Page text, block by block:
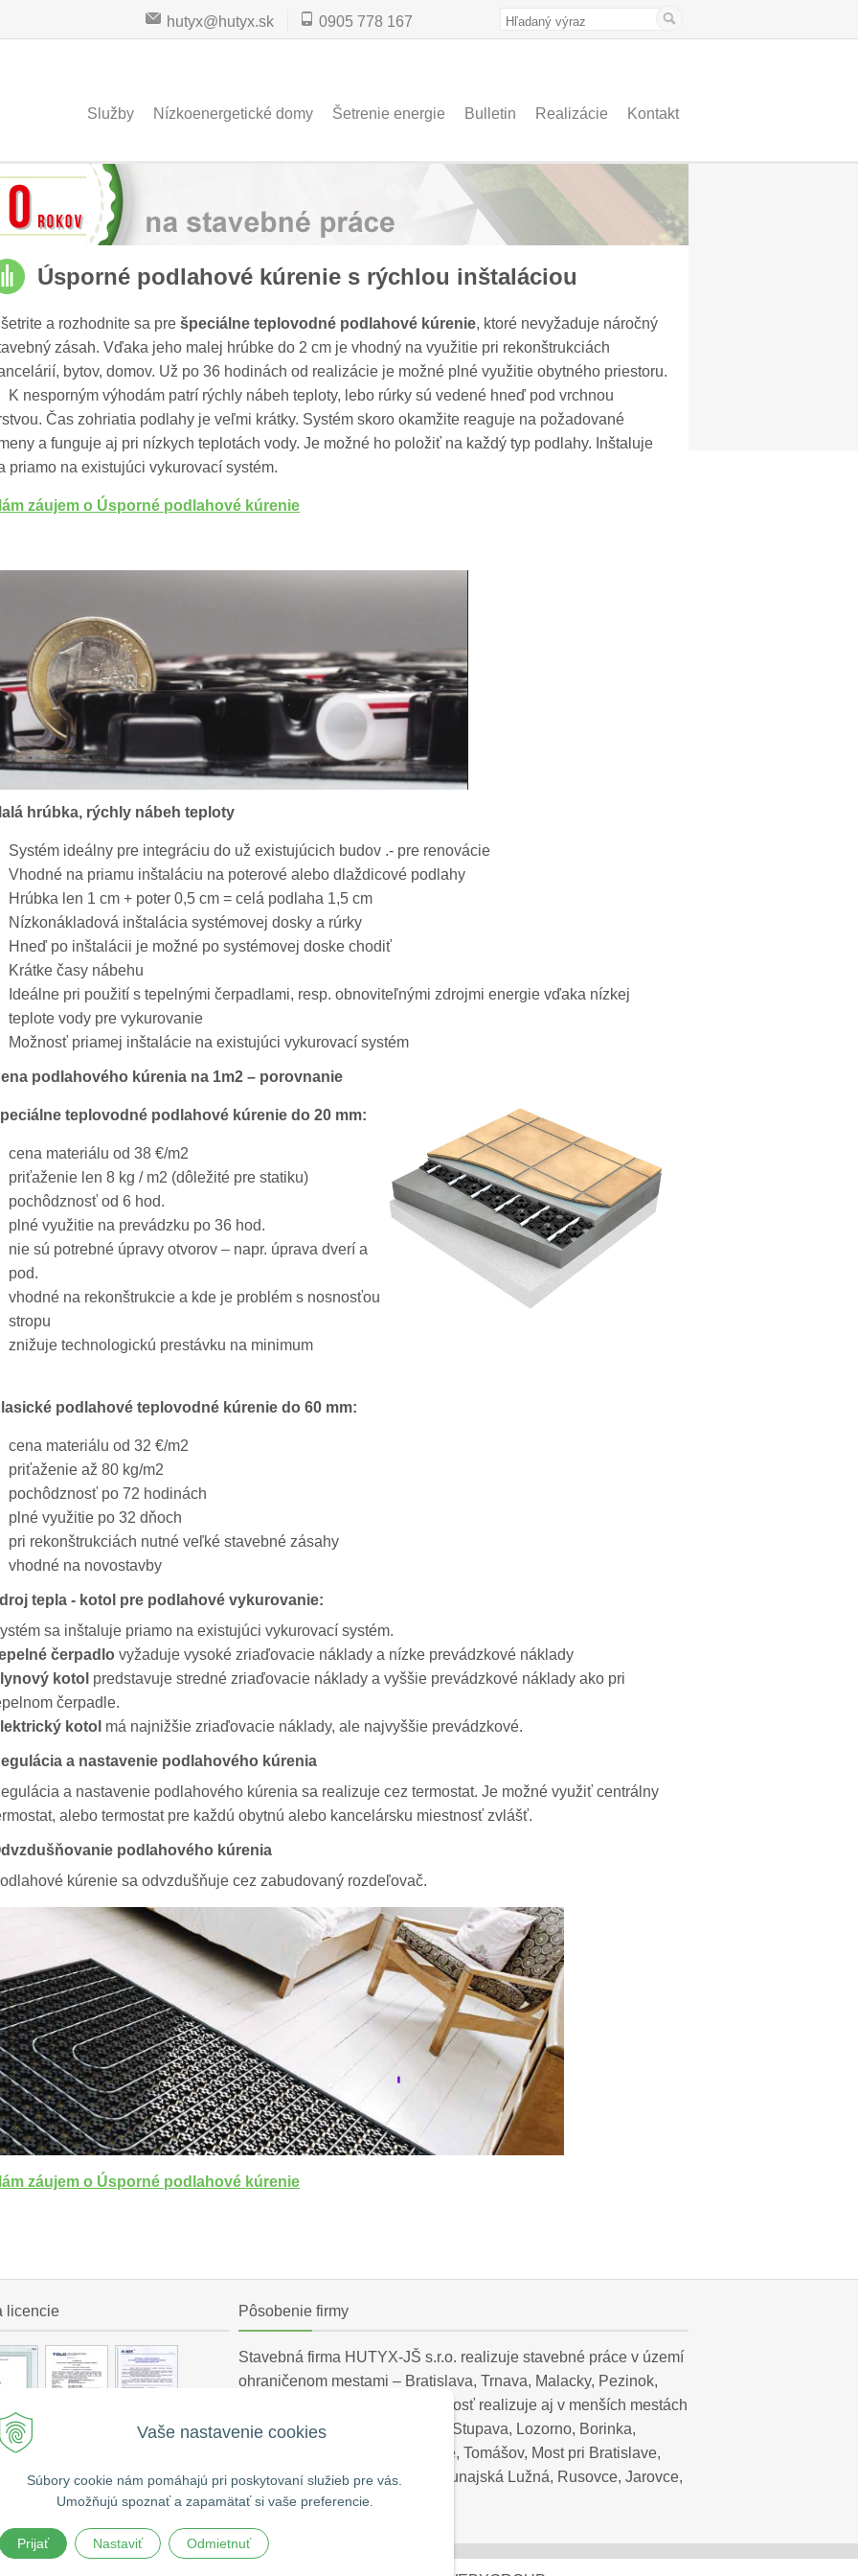
Vaše nastavenie cookies
Súbory cookie nám pomáhajú pri poskytovaní služieb pre vás.
Umožňujú spoznať a zapamätať si vaše preferencie.
Prijať Nastaviť Odmietnuť
hutyx@hutyx.sk 0905 778 167
Služby Nízkoenergetické domy Šetrenie energie Bulletin Realizácie Kontakt
Úsporné podlahové kúrenie s rýchlou inštaláciou
a rozhodnite sa pre špeciálne teplovodné podlahové kúrenie, ktoré nevyžaduje náročný
zásah. Vďaka jeho malej hrúbke do 2 cm je vhodný na využitie pri rekonštrukciách
bytov, domov. Už po 36 hodinách od realizácie je možné plné využitie obytného priestoru.
nesporným výhodám patrí rýchly nábeh teploty, lebo rúrky sú vedené hneď pod vrchnou
Čas zohriatia podlahy je veľmi krátky. Systém skoro okamžite reaguje na požadované
a funguje aj pri nízkych teplotách vody. Je možné ho položiť na každý typ podlahy. Inštaluje
priamo na existujúci vykurovací systém.
záujem o Úsporné podlahové kúrenie
hrúbka, rýchly nábeh teploty
Systém ideálny pre integráciu do už existujúcich budov .- pre renovácie
Vhodné na priamu inštaláciu na poterové alebo dlaždicové podlahy
Hrúbka len 1 cm + poter 0,5 cm = celá podlaha 1,5 cm
Nízkonákladová inštalácia systémovej dosky a rúrky
Hneď po inštalácii je možné po systémovej doske chodiť
Krátke časy nábehu
Ideálne pri použití s tepelnými čerpadlami, resp. obnoviteľnými zdrojmi energie vďaka nízkej
teplote vody pre vykurovanie
Možnosť priamej inštalácie na existujúci vykurovací systém
podlahového kúrenia na 1m2 – porovnanie
teplovodné podlahové kúrenie do 20 mm:
cena materiálu od 38 €/m2
priťaženie len 8 kg / m2 (dôležité pre statiku)
pochôdznosť od 6 hod.
plné využitie na prevádzku po 36 hod.
nie sú potrebné úpravy otvorov – napr. úprava dverí a
pod.
vhodné na rekonštrukcie a kde je problém s nosnosťou
stropu
znižuje technologickú prestávku na minimum
podlahové teplovodné kúrenie do 60 mm:
cena materiálu od 32 €/m2
priťaženie až 80 kg/m2
pochôdznosť po 72 hodinách
plné využitie po 32 dňoch
pri rekonštrukciách nutné veľké stavebné zásahy
vhodné na novostavby
tepla - kotol pre podlahové vykurovanie:
sa inštaluje priamo na existujúci vykurovací systém.
čerpadlo vyžaduje vysoké zriaďovacie náklady a nízke prevádzkové náklady
kotol predstavuje stredné zriaďovacie náklady a vyššie prevádzkové náklady ako pri
čerpadle.
kotol má najnižšie zriaďovacie náklady, ale najvyššie prevádzkové.
a nastavenie podlahového kúrenia
a nastavenie podlahového kúrenia sa realizuje cez termostat. Je možné využiť centrálny
alebo termostat pre každú obytnú alebo kancelársku miestnosť zvlášť.
podlahového kúrenia
kúrenie sa odvzdušňuje cez zabudovaný rozdeľovač.
záujem o Úsporné podlahové kúrenie
licencie Pôsobenie firmy
Stavebná firma HUTYX-JŠ s.r.o. realizuje stavebné práce v území
ohraničenom mestami – Bratislava, Trnava, Malacky, Pezinok,
Senec, Šamorín. Stavebnú činnosť realizuje aj v menších mestách
a dedinách: Záhorská Bystrica, Stupava, Lozorno, Borinka,
Pernek, Zohor, Jur pri Bratislave, Tomášov, Most pri Bratislave,
Malinovo, Rovinka, Limbach, Dunajská Lužná, Rusovce, Jarovce,
Čuňovo.